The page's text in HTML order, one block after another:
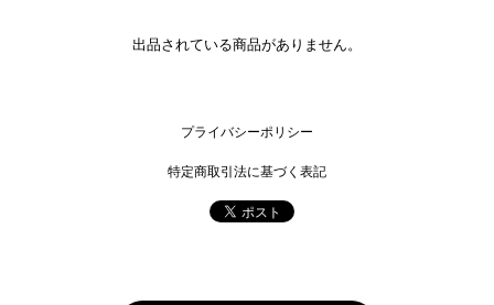
出品されている商品がありません。
プライバシーポリシー
特定商取引法に基づく表記